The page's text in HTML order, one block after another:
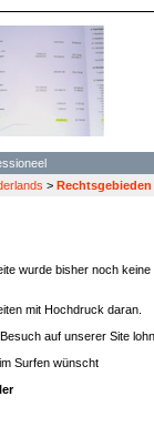
> Rechtsgebieden
wurde bisher noch keine
mit Hochdruck daran.
auf unserer Site
Surfen wünscht